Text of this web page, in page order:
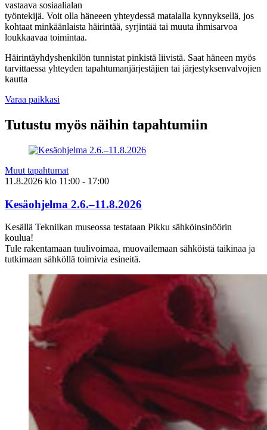
vastaava sosiaalialan
työntekijä. Voit olla häneeen yhteydessä matalalla kynnyksellä, jos
kohtaat minkäänlaista häirintää, syrjintää tai muuta ihmisarvoa
loukkaavaa toimintaa.
Häirintäyhdyshenkilön tunnistat pinkistä liivistä. Saat häneen myös
tarvittaessa yhteyden tapahtumanjärjestäjien tai järjestyksenvalvojien
kautta
Varaa paikkasi
Tutustu myös näihin tapahtumiin
Muut tapahtumat
11.8.2026 klo 11:00 - 17:00
Kesäohjelma 2.6.–11.8.2026
Kesällä Tekniikan museossa testataan Pikku sähköinsinöörin
koulua!
Tule rakentamaan tuulivoimaa, muovailemaan sähköistä taikinaa ja
tutkimaan sähköllä toimivia esineitä.